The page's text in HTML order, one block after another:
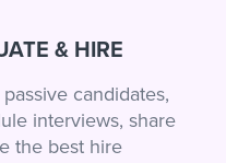
& HIRE
candidates,
interviews, share
the best hire